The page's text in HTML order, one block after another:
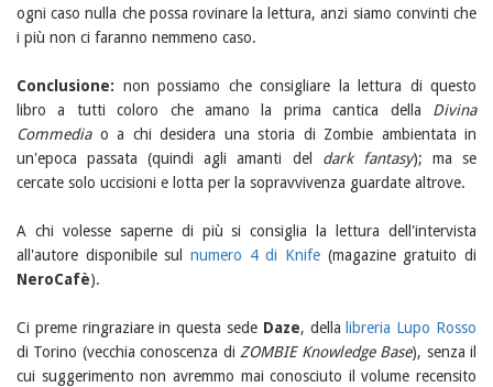
ogni caso nulla che possa rovinare la lettura, anzi siamo convinti che
i più non ci faranno nemmeno caso.
Conclusione: non possiamo che consigliare la lettura di questo
libro a tutti coloro che amano la prima cantica della Divina
Commediao a chi desidera una storia di Zombie ambientata in
un'epoca passata (quindi agli amanti del dark fantasy); ma se
cercate solo uccisioni e lotta per la sopravvivenza guardate altrove.
A chi volesse saperne di più si consiglia la lettura dell'intervista
all'autore disponibile sul numero 4 di Knife (magazine gratuito di
NeroCafè).
Ci preme ringraziare in questa sede Daze, della libreria Lupo Rosso
di Torino (vecchia conoscenza diZOMBIE Knowledge Base), senza il
cui suggerimento non avremmo mai conosciuto il volume recensito